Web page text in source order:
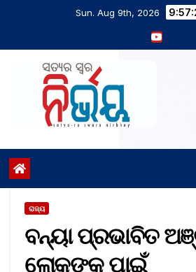
Sun. Aug 9th, 2026
ରାଜ୍ୟ
ବନ୍ୟା ପ୍ରଭାବିତ
ଲୋକଙ୍କ ପାଇଁ